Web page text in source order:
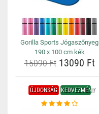
Gorilla Sports Jógaszőnyeg
190 x 100 cm kék
15090 Ft13090 Ft
ÚJDONSÁG KEDVEZMÉNY